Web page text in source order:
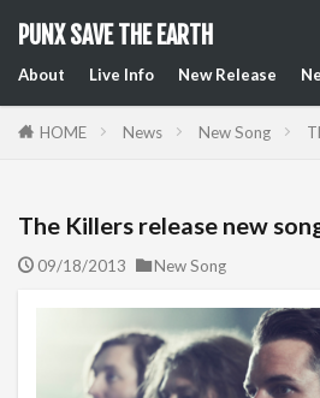
PUNX SAVE THE EARTH
About Live Info New Release
HOME News New Song
The Killers release new
09/18/2013 New Song